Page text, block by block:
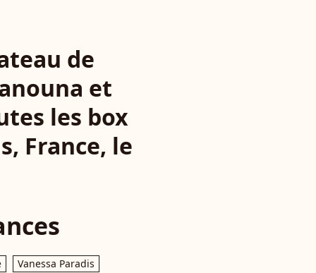
de
et
les box
France, le
Vanessa Paradis